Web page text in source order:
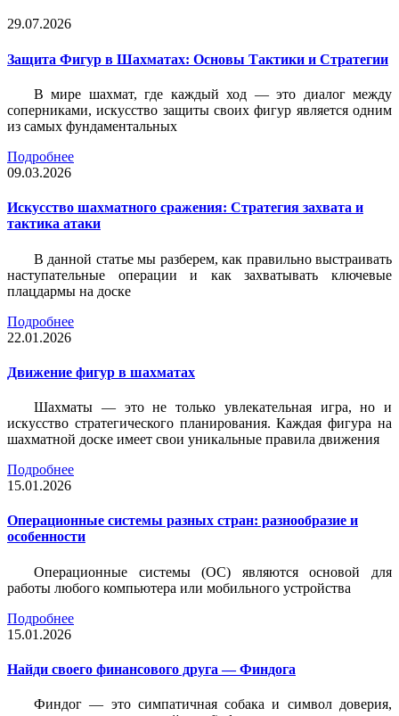
29.07.2026
Защита Фигур в Шахматах: Основы Тактики и Стратегии
В мире шахмат, где каждый ход — это диалог между
соперниками, искусство защиты своих фигур является одним
из самых фундаментальных
Подробнее
09.03.2026
Искусство шахматного сражения: Стратегия захвата и
тактика атаки
В данной статье мы разберем, как правильно выстраивать
наступательные операции и как захватывать ключевые
плацдармы на доске
Подробнее
22.01.2026
Движение фигур в шахматах
Шахматы — это не только увлекательная игра, но и
искусство стратегического планирования. Каждая фигура на
шахматной доске имеет свои уникальные правила движения
Подробнее
15.01.2026
Операционные системы разных стран: разнообразие и
особенности
Операционные системы (ОС) являются основой для
работы любого компьютера или мобильного устройства
Подробнее
15.01.2026
Найди своего финансового друга — Финдога
Финдог — это симпатичная собака и символ доверия,